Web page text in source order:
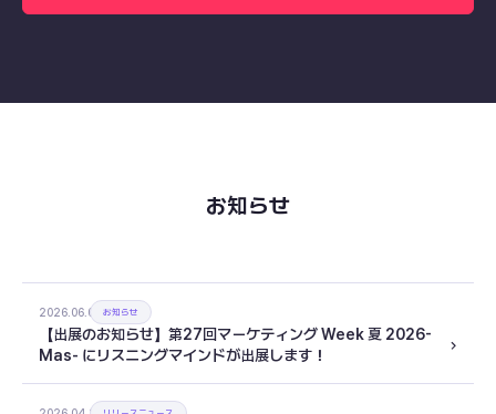
お知らせ
2026.06.02 お知らせ
【出展のお知らせ】第27回マーケティング Week 夏 2026-
Mas- にリスニングマインドが出展します！